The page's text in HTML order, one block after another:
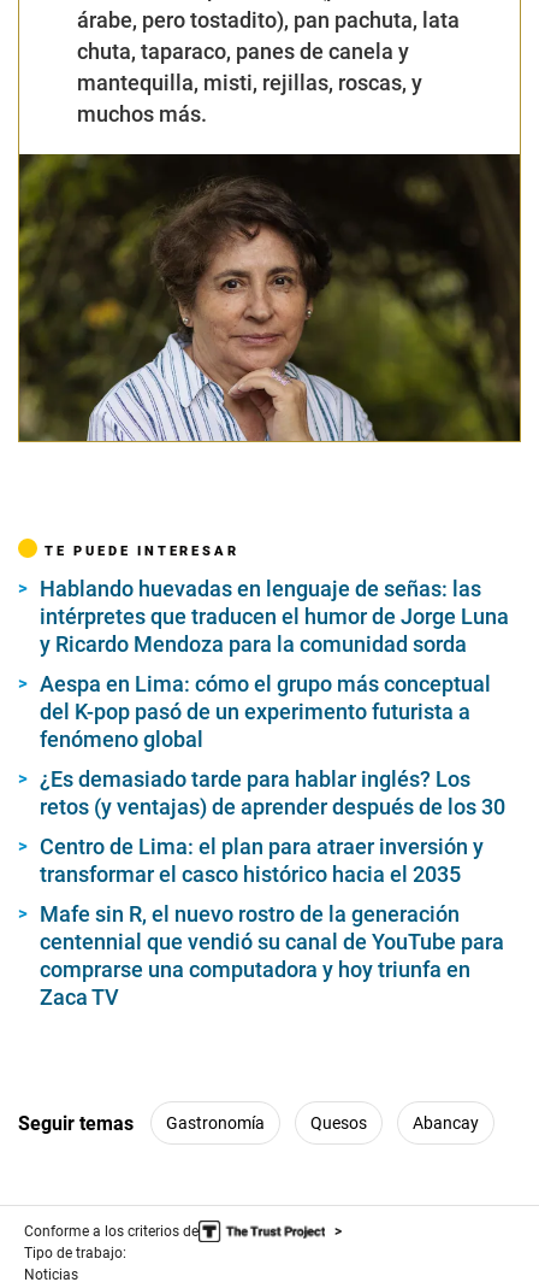
árabe, pero tostadito), pan pachuta, lata
chuta, taparaco, panes de canela y
mantequilla, misti, rejillas, roscas, y
muchos más.
TE PUEDE INTERESAR
Hablando huevadas en lenguaje de señas: las
intérpretes que traducen el humor de Jorge Luna
y Ricardo Mendoza para la comunidad sorda
Aespa en Lima: cómo el grupo más conceptual
del K-pop pasó de un experimento futurista a
fenómeno global
¿Es demasiado tarde para hablar inglés? Los
retos (y ventajas) de aprender después de los 30
Centro de Lima: el plan para atraer inversión y
transformar el casco histórico hacia el 2035
Mafe sin R, el nuevo rostro de la generación
centennial que vendió su canal de YouTube para
comprarse una computadora y hoy triunfa en
Zaca TV
Seguir temas Gastronomía Quesos Abancay
Conforme a los criterios de
Tipo de trabajo:
Noticias